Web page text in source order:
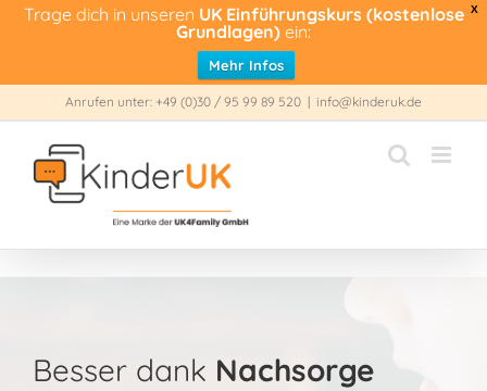
X
Trage dich in unseren UK Einführungskurs (kostenlose
Grundlagen) ein:
Mehr Infos
Inhalt
springen
Anrufen unter: +49 (0)30 / 95 99 89 520 | info@kinderuk.de
Besser dank Nachsorge